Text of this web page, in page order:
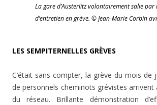
La gare d’Austerlitz volontairement salie par
d’entretien en grève. © Jean-Marie Corbin
LES SEMPITERNELLES GRÈVES
C’était sans compter, la grève du mois de
de personnels cheminots grévistes arrivent
du réseau. Brillante démonstration